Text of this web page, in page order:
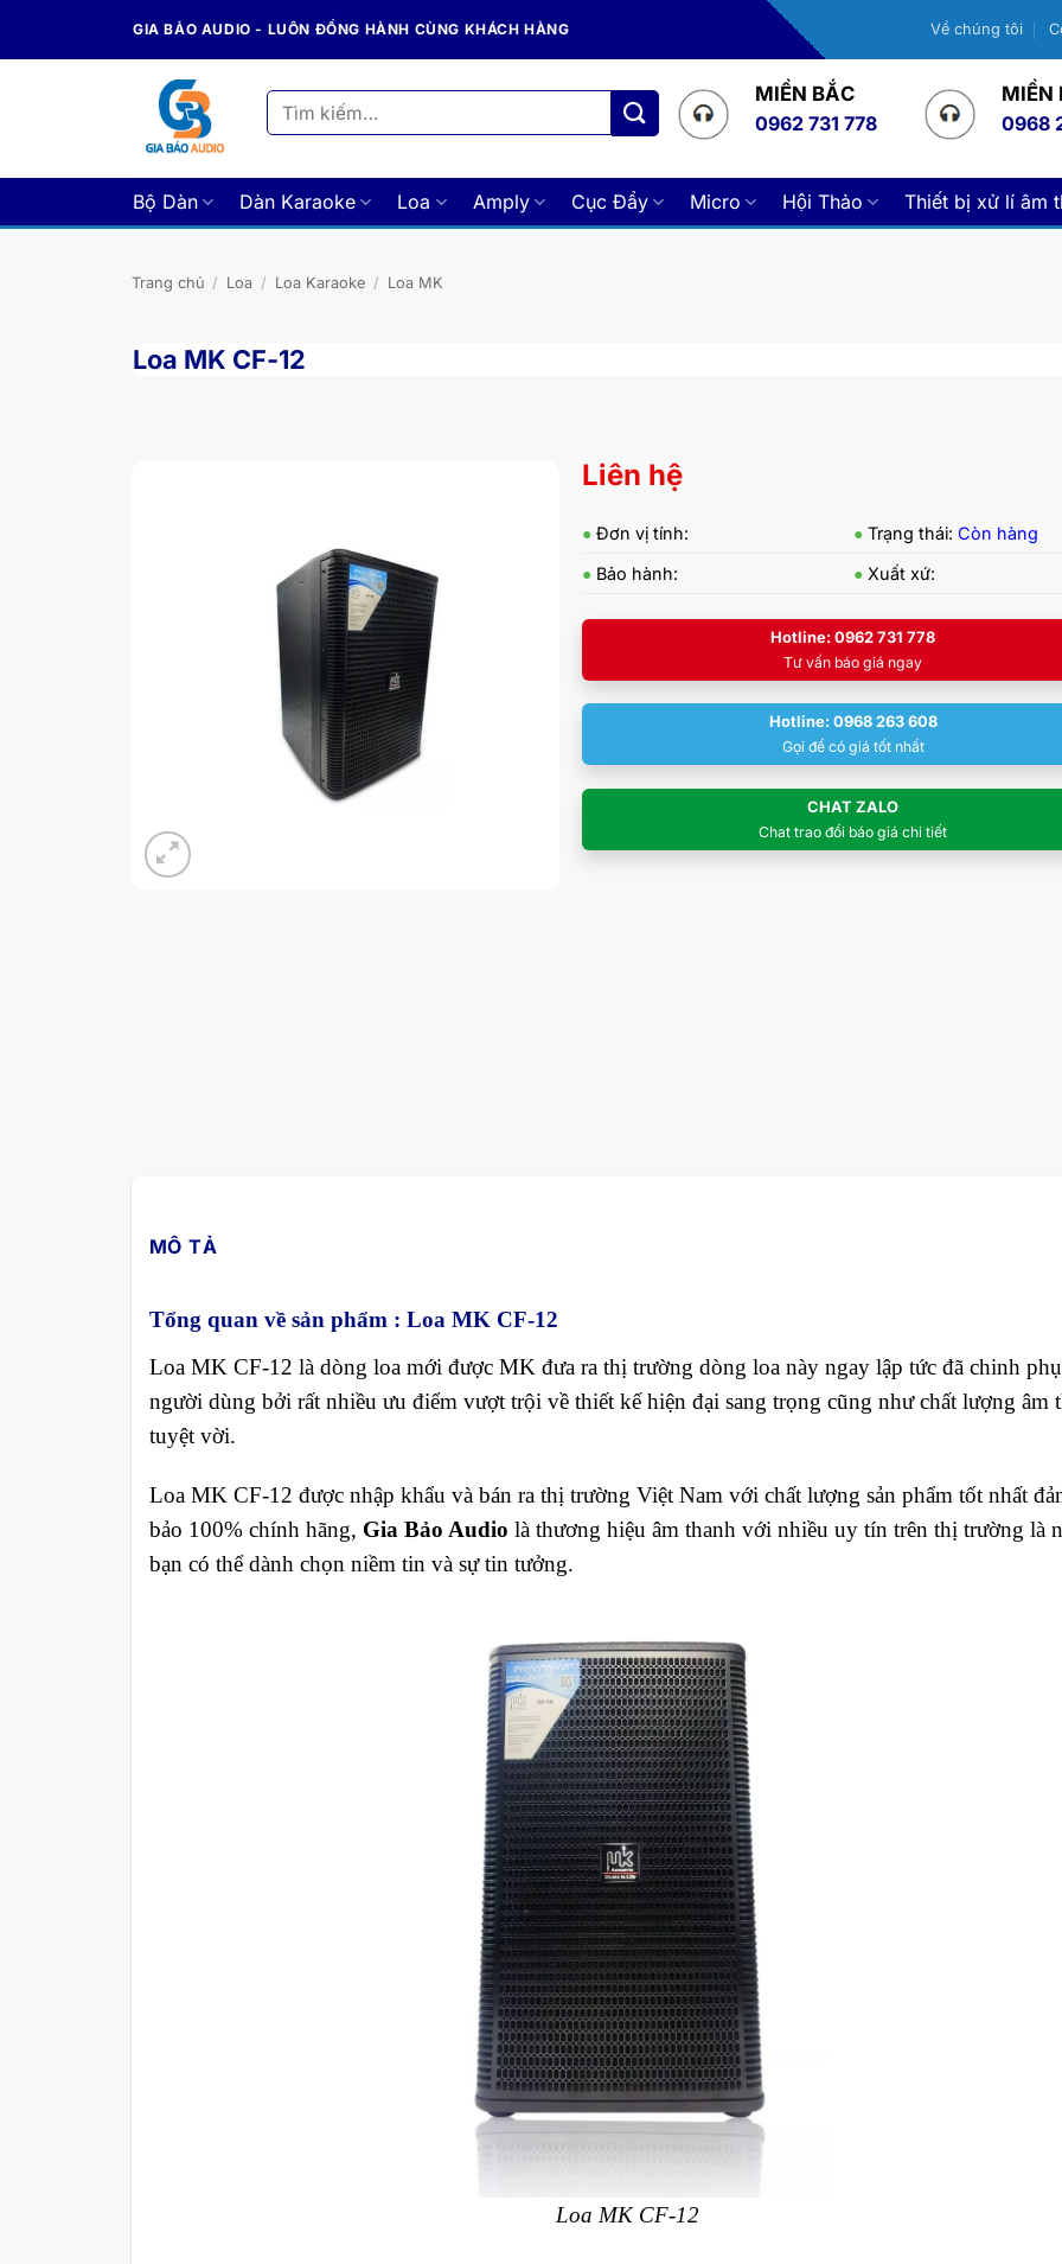
GIA BẢO AUDIO - LUÔN ĐỒNG HÀNH CÙNG KHÁCH HÀNG Về chúng tôi
Tìm
kiếm:
MIỀN BẮC
0962 731 778
MIỀN
0968
Bộ Dàn Dàn Karaoke Loa Amply Cục Đẩy Micro Hội Thảo Thiết bị xử lí âm
Trang chủ / Loa / Loa Karaoke / Loa MK
Loa MK CF-12
Liên hệ
●Đơn vị tính: ● Trạng thái: Còn hàng
● Bảo hành: ● Xuất xứ:
Hotline: 0962 731 778
Tư vấn báo giá ngay
Hotline: 0968 263 608
Gọi để có giá tốt nhất
CHAT ZALO
Chat trao đổi báo giá chi tiết
MÔ TẢ
Tổng quan về sản phẩm : Loa MK CF-12
Loa MK CF-12 là dòng loa mới được MK đưa ra thị trường dòng loa này ngay lập tức đã chinh
người dùng bởi rất nhiều ưu điểm vượt trội về thiết kế hiện đại sang trọng cũng như chất lượng âm
tuyệt vời.
Loa MK CF-12 được nhập khẩu và bán ra thị trường Việt Nam với chất lượng sản phẩm tốt nhất
bảo 100% chính hãng, Gia Bảo Audio là thương hiệu âm thanh với nhiều uy tín trên thị trường là
bạn có thể dành chọn niềm tin và sự tin tưởng.
Loa MK CF-12